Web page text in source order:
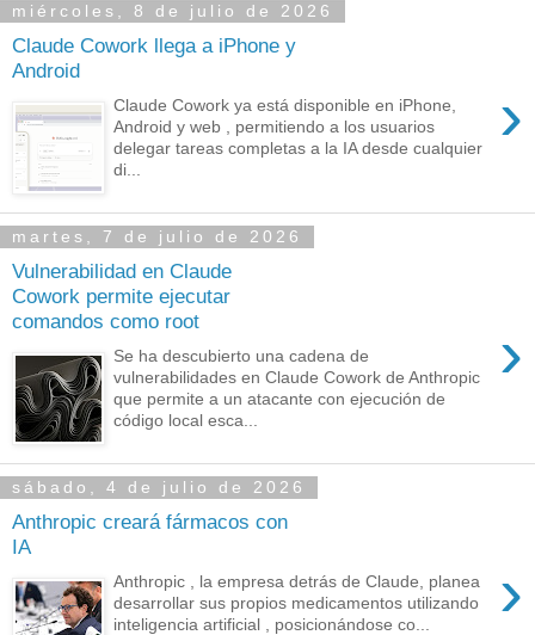
miércoles, 8 de julio de 2026
Claude Cowork llega a iPhone y
Android
›
Claude Cowork ya está disponible en iPhone,
Android y web , permitiendo a los usuarios
delegar tareas completas a la IA desde cualquier
di...
martes, 7 de julio de 2026
Vulnerabilidad en Claude
Cowork permite ejecutar
comandos como root
›
Se ha descubierto una cadena de
vulnerabilidades en Claude Cowork de Anthropic
que permite a un atacante con ejecución de
código local esca...
sábado, 4 de julio de 2026
Anthropic creará fármacos con
IA
›
Anthropic , la empresa detrás de Claude, planea
desarrollar sus propios medicamentos utilizando
inteligencia artificial , posicionándose co...